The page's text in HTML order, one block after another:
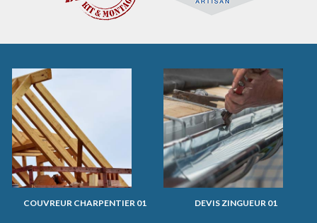
COUVREUR CHARPENTIER 01 DEVIS ZINGUEUR 01